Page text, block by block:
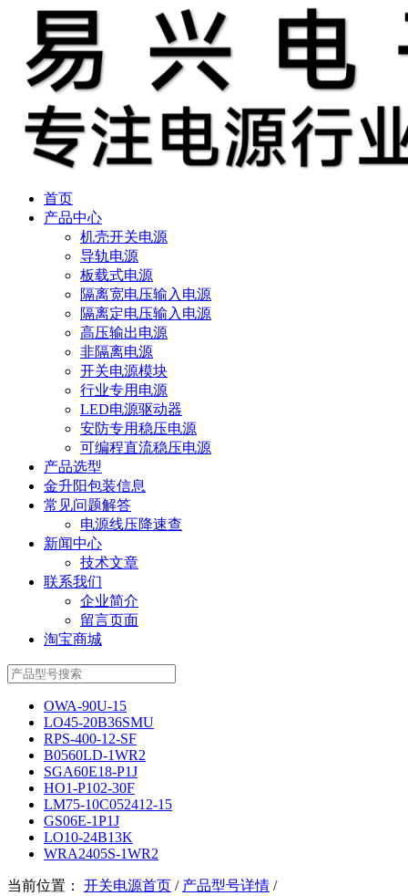
首页
产品中心
机壳开关电源
导轨电源
板载式电源
隔离宽电压输入电源
隔离定电压输入电源
高压输出电源
非隔离电源
开关电源模块
行业专用电源
LED电源驱动器
安防专用稳压电源
可编程直流稳压电源
产品选型
金升阳包装信息
常见问题解答
电源线压降速查
新闻中心
技术文章
联系我们
企业简介
留言页面
淘宝商城
OWA-90U-15
LO45-20B36SMU
RPS-400-12-SF
B0560LD-1WR2
SGA60E18-P1J
HO1-P102-30F
LM75-10C052412-15
GS06E-1P1J
LO10-24B13K
WRA2405S-1WR2
当前位置： 开关电源首页 / 产品型号详情 /